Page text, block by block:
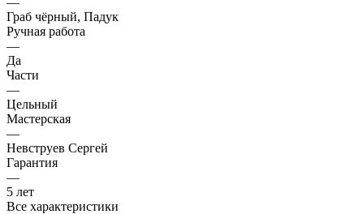
Граб чёрный, Падук
Ручная работа
—
Да
Части
—
Цельный
Мастерская
—
Невструев Сергей
Гарантия
—
5 лет
Все характеристики